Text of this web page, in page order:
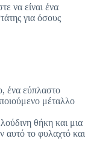
να είναι ένα
για όσους
ένα εύπλαστο
μέταλλο
θήκη και μια
το φυλαχτό και